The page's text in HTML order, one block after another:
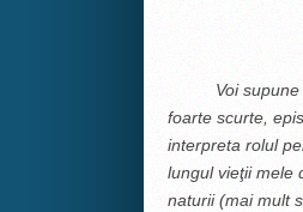
Voi
foarte scurte,
interpreta rolul
lungul vieţii mele
naturii (mai mult